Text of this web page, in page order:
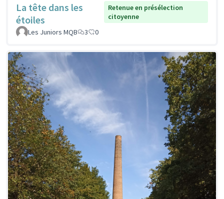
La tête dans les
étoiles
Retenue en présélection
citoyenne
Les Juniors MQB
3 0